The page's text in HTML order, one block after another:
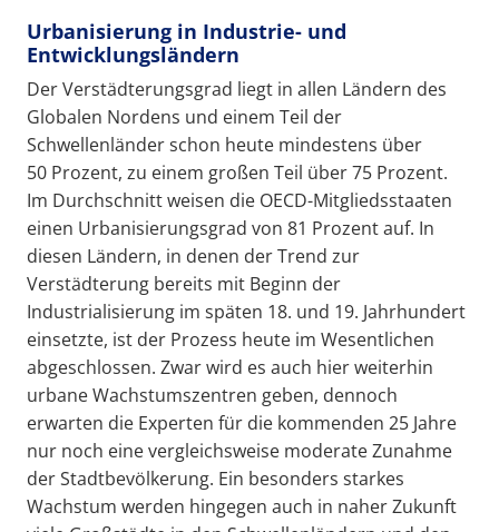
Urbanisierung in Industrie- und
Entwicklungsländern
Der Verstädterungsgrad liegt in allen Ländern des
Globalen Nordens und einem Teil der
Schwellenländer schon heute mindestens über
50 Prozent, zu einem großen Teil über 75 Prozent.
Im Durchschnitt weisen die OECD-Mitgliedsstaaten
einen Urbanisierungsgrad von 81 Prozent auf. In
diesen Ländern, in denen der Trend zur
Verstädterung bereits mit Beginn der
Industrialisierung im späten 18. und 19. Jahrhundert
einsetzte, ist der Prozess heute im Wesentlichen
abgeschlossen. Zwar wird es auch hier weiterhin
urbane Wachstumszentren geben, dennoch
erwarten die Experten für die kommenden 25 Jahre
nur noch eine vergleichsweise moderate Zunahme
der Stadtbevölkerung. Ein besonders starkes
Wachstum werden hingegen auch in naher Zukunft